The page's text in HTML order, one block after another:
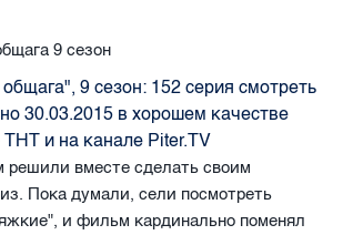
9 сезон: 152 серия смотреть
30.03.2015 в хорошем качестве
и на канале Piter.TV
решили вместе сделать своим
Пока думали, сели посмотреть
и фильм кардинально поменял